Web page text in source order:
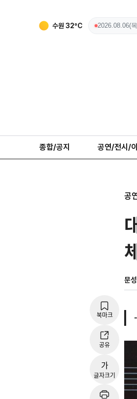
수원 32ºC 2026.08.06(
종합/공지 공연/전시/
공
문
북마크
공유
가
글자크기